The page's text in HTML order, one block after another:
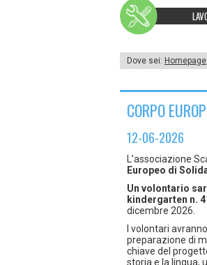
Dove sei: Homepage
CORPO
12-06-2026
L’associazione
Europeo di
Un volontario
kindergarten n.
dicembre 2026.
I volontari
preparazione di
chiave del
storia e la lingua,